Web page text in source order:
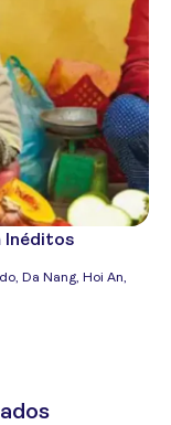
Inéditos
Da Nang, Hoi An,